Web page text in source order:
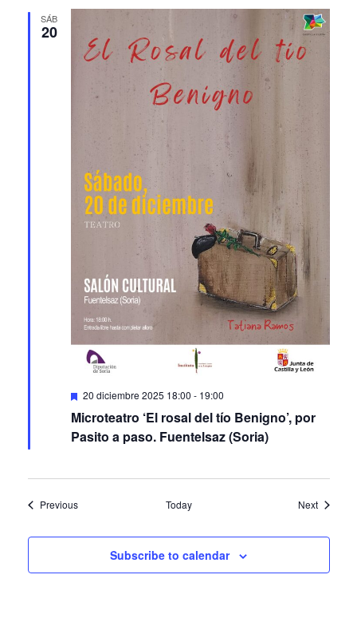
SÁB
20
Featured
20 diciembre 2025 18:00 - 19:00
Microteatro ‘El rosal del tío Benigno’, por
Pasito a paso. Fuentelsaz (Soria)
PreviousEvents Today NextEvents
Subscribe to calendar